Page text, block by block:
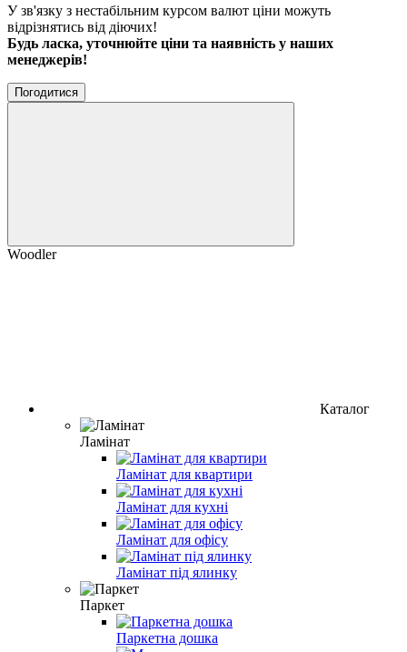
У зв'язку з нестабільним курсом валют ціни можуть
відрізнятись від діючих!
Будь ласка, уточнюйте ціни та наявність у наших
менеджерів!
Погодитися
Woodler
Каталог
Ламінат
Ламінат для квартири
Ламінат для кухні
Ламінат для офісу
Ламінат під ялинку
Паркет
Паркетна дошка